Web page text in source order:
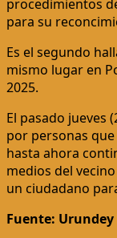
procedimientos
para su
Es el segundo
mismo lugar en
2025.
El pasado jueves
por personas
hasta ahora
medios del
un ciudadano
Fuente: Urundey